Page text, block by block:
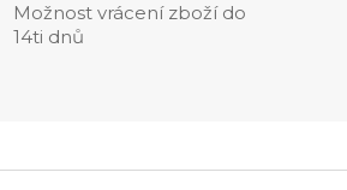
Možnost vrácení zboží do
14ti dnů